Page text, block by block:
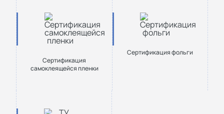
Сертификация
самоклеящейся пленки
Сертификация фольги